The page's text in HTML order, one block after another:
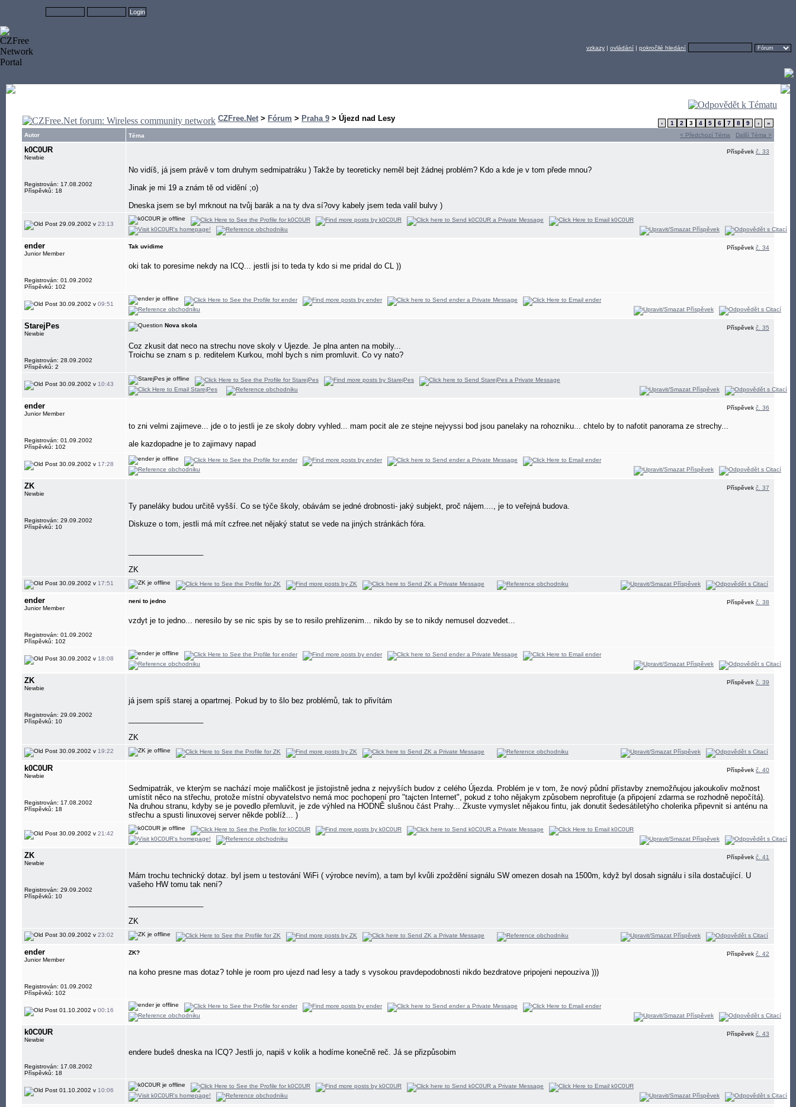
vzkazy | ovládání | pokročilé hledání
CZFree.Net > Fórum > Praha 9 > Újezd nad Lesy
‹ 1 2 3 4 5 6 7 8 9 ›
»
Autor
Téma < Předchozí Téma Další Téma >
k0C0UR
Newbie
Registrován: 17.08.2002
Příspěvků: 18
Příspěvek č. 33
No vidíš, já jsem právě v tom druhym sedmipatráku ) Takže by teoreticky neměl bejt žádnej problém? Kdo a kde je v tom přede mnou?
Jinak je mi 19 a znám tě od vidění ;o)
Dneska jsem se byl mrknout na tvůj barák a na ty dva sí?ovy kabely jsem teda valil bulvy )
29.09.2002 v 23:13
ender
Junior Member
Registrován: 01.09.2002
Příspěvků: 102
Tak uvidime Příspěvek č. 34
oki tak to poresime nekdy na ICQ... jestli jsi to teda ty kdo si me pridal do CL ))
30.09.2002 v 09:51
StarejPes
Newbie
Registrován: 28.09.2002
Příspěvků: 2
Nova skola Příspěvek č. 35
Coz zkusit dat neco na strechu nove skoly v Ujezde. Je plna anten na mobily...
Troichu se znam s p. reditelem Kurkou, mohl bych s nim promluvit. Co vy nato?
30.09.2002 v 10:43
ender
Junior Member
Registrován: 01.09.2002
Příspěvků: 102
Příspěvek č. 36
to zni velmi zajimeve... jde o to jestli je ze skoly dobry vyhled... mam pocit ale ze stejne nejvyssi bod jsou panelaky na rohozniku... chtelo by to nafotit panorama ze strechy...
ale kazdopadne je to zajimavy napad
30.09.2002 v 17:28
ZK
Newbie
Registrován: 29.09.2002
Příspěvků: 10
Příspěvek č. 37
Ty paneláky budou určitě vyšší. Co se týče školy, obávám se jedné drobnosti- jaký subjekt, proč nájem...., je to veřejná budova.
Diskuze o tom, jestli má mít czfree.net nějaký statut se vede na jiných stránkách fóra.
ZK
30.09.2002 v 17:51
ender
Junior Member
Registrován: 01.09.2002
Příspěvků: 102
neni to jedno Příspěvek č. 38
vzdyt je to jedno... neresilo by se nic spis by se to resilo prehlizenim... nikdo by se to nikdy nemusel dozvedet...
30.09.2002 v 18:08
ZK
Newbie
Registrován: 29.09.2002
Příspěvků: 10
Příspěvek č. 39
já jsem spíš starej a opartrnej. Pokud by to šlo bez problémů, tak to přivítám
ZK
30.09.2002 v 19:22
k0C0UR
Newbie
Registrován: 17.08.2002
Příspěvků: 18
Příspěvek č. 40
Sedmipatrák, ve kterým se nachází moje maličkost je jistojistně jedna z nejvyších budov z celého Újezda. Problém je v tom, že nový půdní přístavby znemožňujou jakoukoliv možnost
umístit něco na střechu, protože místní obyvatelstvo nemá moc pochopení pro "tajcten Internet", pokud z toho nějakym způsobem neprofituje (a připojení zdarma se rozhodně nepočítá).
Na druhou stranu, kdyby se je povedlo přemluvit, je zde výhled na HODNĚ slušnou část Prahy... Zkuste vymyslet nějakou fintu, jak donutit šedesátiletýho cholerika připevnit si anténu na
střechu a spusti linuxovej server někde poblíž... )
30.09.2002 v 21:42
ZK
Newbie
Registrován: 29.09.2002
Příspěvků: 10
Příspěvek č. 41
Mám trochu technický dotaz. byl jsem u testování WiFi ( výrobce nevím), a tam byl kvůli zpoždění signálu SW omezen dosah na 1500m, když byl dosah signálu i síla dostačující. U
vašeho HW tomu tak není?
ZK
30.09.2002 v 23:02
ender
Junior Member
Registrován: 01.09.2002
Příspěvků: 102
ZK? Příspěvek č. 42
na koho presne mas dotaz? tohle je room pro ujezd nad lesy a tady s vysokou pravdepodobnosti nikdo bezdratove pripojeni nepouziva )))
01.10.2002 v 00:16
k0C0UR
Newbie
Registrován: 17.08.2002
Příspěvků: 18
Příspěvek č. 43
endere budeš dneska na ICQ? Jestli jo, napiš v kolik a hodíme konečně reč. Já se přizpůsobim
01.10.2002 v 10:06